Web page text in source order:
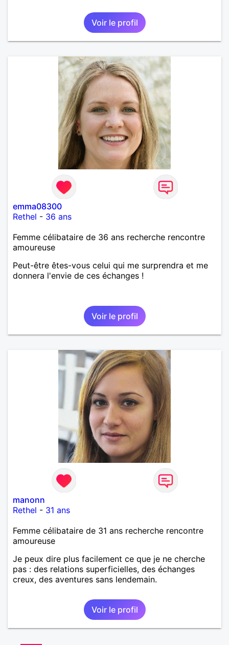
Voir le profil
emma08300
Rethel - 36 ans
Femme célibataire de 36 ans recherche rencontre
amoureuse
Peut-être êtes-vous celui qui me surprendra et me
donnera l'envie de ces échanges !
Voir le profil
manonn
Rethel - 31 ans
Femme célibataire de 31 ans recherche rencontre
amoureuse
Je peux dire plus facilement ce que je ne cherche
pas : des relations superficielles, des échanges
creux, des aventures sans lendemain.
Voir le profil